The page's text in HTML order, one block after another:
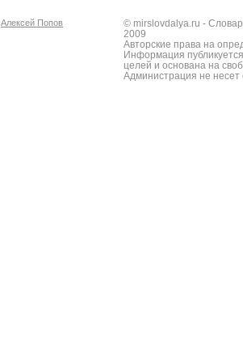
Алексей Попов
© mirslovdalya.ru -
2009
Авторские права на
Информация
целей и основана на
Администрация не несет